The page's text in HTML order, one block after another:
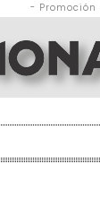
- Promoción